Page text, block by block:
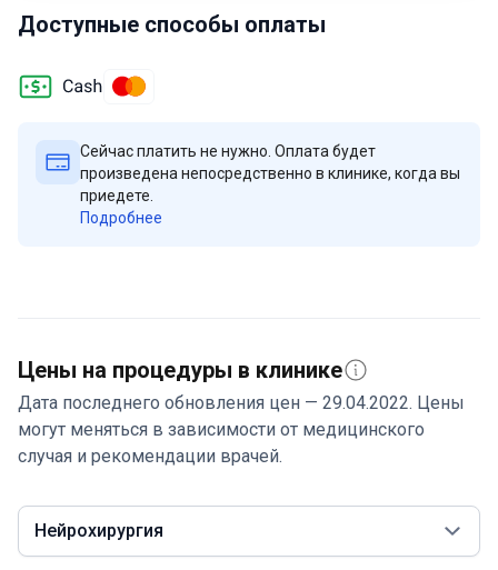
клиникой для получения персональной консультации.
Доступные способы оплаты
Сейчас платить не нужно. Оплата будет
произведена непосредственно в клинике, когда вы
приедете.
Подробнее
Цены на процедуры в клинике
Дата последнего обновления цен — 29.04.2022. Цены
могут меняться в зависимости от медицинского
случая и рекомендации врачей.
Нейрохирургия